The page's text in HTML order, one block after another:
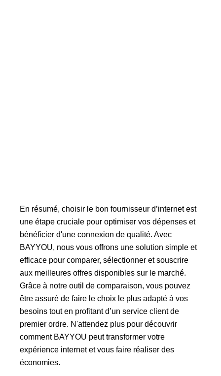
En résumé, choisir le bon fournisseur d’internet est
une étape cruciale pour optimiser vos dépenses et
bénéficier d'une connexion de qualité. Avec
BAYYOU, nous vous offrons une solution simple et
efficace pour comparer, sélectionner et souscrire
aux meilleures offres disponibles sur le marché.
Grâce à notre outil de comparaison, vous pouvez
être assuré de faire le choix le plus adapté à vos
besoins tout en profitant d’un service client de
premier ordre. N'attendez plus pour découvrir
comment BAYYOU peut transformer votre
expérience internet et vous faire réaliser des
économies.